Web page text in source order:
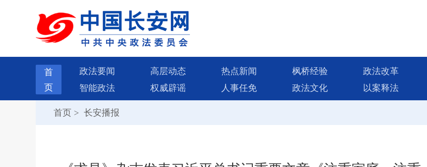
首
页
政法要闻 高层动态 热点新闻 枫桥经验 政法改革
智能政法
权威辟谣 人事任免 政法文化 以案释法
首页 > 长安播报